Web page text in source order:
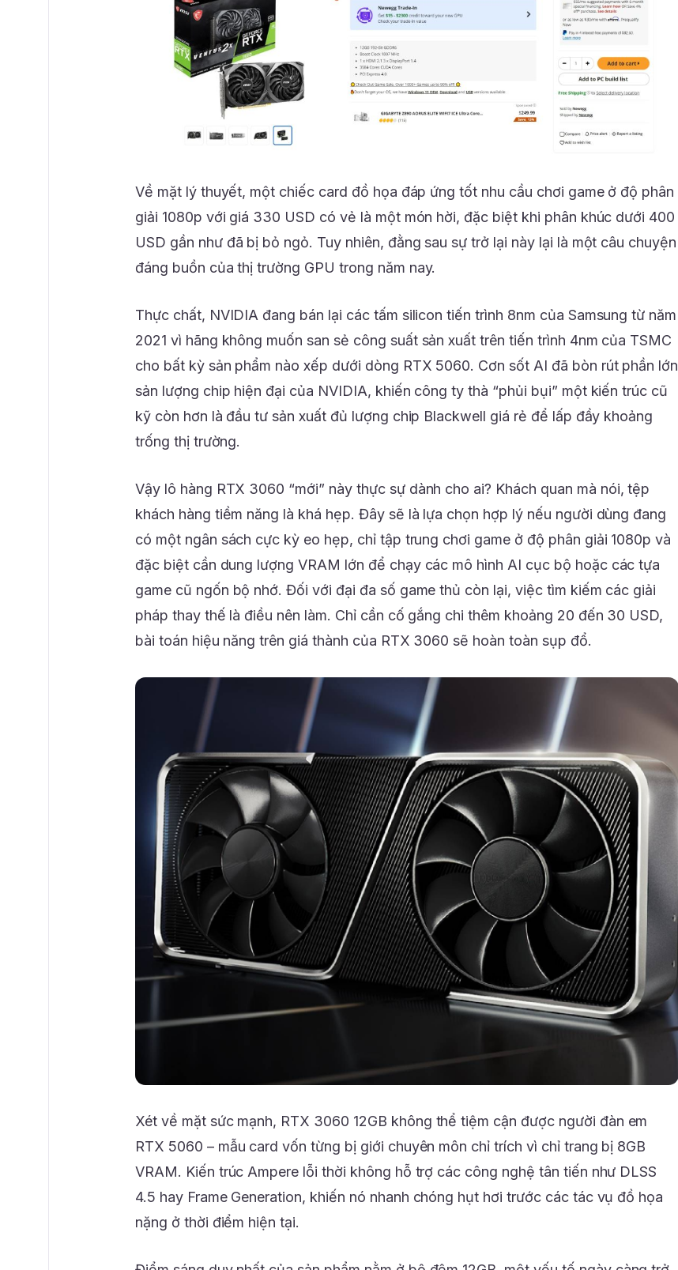
Về mặt lý thuyết, một chiếc card đồ họa đáp ứng tốt nhu cầu chơi game ở độ phân
giải 1080p với giá 330 USD có vẻ là một món hời, đặc biệt khi phân khúc dưới 400
USD gần như đã bị bỏ ngỏ. Tuy nhiên, đằng sau sự trở lại này lại là một câu chuyện
đáng buồn của thị trường GPU trong năm nay.
Thực chất, NVIDIA đang bán lại các tấm silicon tiến trình 8nm của Samsung từ năm
2021 vì hãng không muốn san sẻ công suất sản xuất trên tiến trình 4nm của TSMC
cho bất kỳ sản phẩm nào xếp dưới dòng RTX 5060. Cơn sốt AI đã bòn rút phần lớn
sản lượng chip hiện đại của NVIDIA, khiến công ty thà “phủi bụi” một kiến trúc cũ
kỹ còn hơn là đầu tư sản xuất đủ lượng chip Blackwell giá rẻ để lấp đầy khoảng
trống thị trường.
Vậy lô hàng RTX 3060 “mới” này thực sự dành cho ai? Khách quan mà nói, tệp
khách hàng tiềm năng là khá hẹp. Đây sẽ là lựa chọn hợp lý nếu người dùng đang
có một ngân sách cực kỳ eo hẹp, chỉ tập trung chơi game ở độ phân giải 1080p và
đặc biệt cần dung lượng VRAM lớn để chạy các mô hình AI cục bộ hoặc các tựa
game cũ ngốn bộ nhớ. Đối với đại đa số game thủ còn lại, việc tìm kiếm các giải
pháp thay thế là điều nên làm. Chỉ cần cố gắng chi thêm khoảng 20 đến 30 USD,
bài toán hiệu năng trên giá thành của RTX 3060 sẽ hoàn toàn sụp đổ.
Xét về mặt sức mạnh, RTX 3060 12GB không thể tiệm cận được người đàn em
RTX 5060 – mẫu card vốn từng bị giới chuyên môn chỉ trích vì chỉ trang bị 8GB
VRAM. Kiến trúc Ampere lỗi thời không hỗ trợ các công nghệ tân tiến như DLSS
4.5 hay Frame Generation, khiến nó nhanh chóng hụt hơi trước các tác vụ đồ họa
nặng ở thời điểm hiện tại.